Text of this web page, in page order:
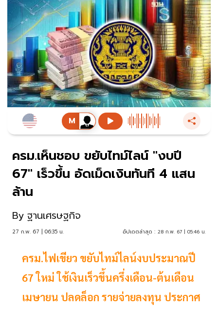
ครม.เห็นชอบ ขยับไทม์ไลน์ "งบปี
67" เร็วขึ้น อัดเม็ดเงินทันที 4 แสน
ล้าน
By ฐานเศรษฐกิจ
27 ก.พ. 67 | 06:35 น. อัปเดตล่าสุด : 28 ก.พ. 67 | 05:46 น.
ครม.ไฟเขียว ขยับไทม์ไลน์งบประมาณปี
67 ใหม่ ใช้เงินเร็วขึ้นครึ่งเดือน-ต้นเดือน
เมษายน ปลดล็อก รายจ่ายลงทุน ประกาศ